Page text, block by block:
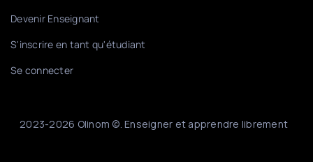
Devenir Enseignant
S'inscrire en tant qu'étudiant
Se connecter
2023-2026 Olinom ©. Enseigner et apprendre librement